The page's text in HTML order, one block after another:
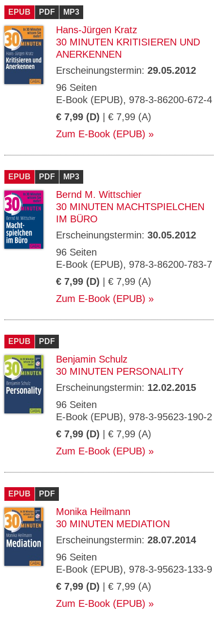
EPUB PDF MP3
Hans-Jürgen Kratz
30 MINUTEN KRITISIEREN UND
ANERKENNEN
Erscheinungstermin: 29.05.2012
96 Seiten
E-Book (EPUB), 978-3-86200-672-4
€ 7,99 (D) | € 7,99 (A)
Zum E-Book (EPUB)
EPUB PDF MP3
Bernd M. Wittschier
30 MINUTEN MACHTSPIELCHEN
IM BÜRO
Erscheinungstermin: 30.05.2012
96 Seiten
E-Book (EPUB), 978-3-86200-783-7
€ 7,99 (D) | € 7,99 (A)
Zum E-Book (EPUB)
EPUB PDF
Benjamin Schulz
30 MINUTEN PERSONALITY
Erscheinungstermin: 12.02.2015
96 Seiten
E-Book (EPUB), 978-3-95623-190-2
€ 7,99 (D) | € 7,99 (A)
Zum E-Book (EPUB)
EPUB PDF
Monika Heilmann
30 MINUTEN MEDIATION
Erscheinungstermin: 28.07.2014
96 Seiten
E-Book (EPUB), 978-3-95623-133-9
€ 7,99 (D) | € 7,99 (A)
Zum E-Book (EPUB)